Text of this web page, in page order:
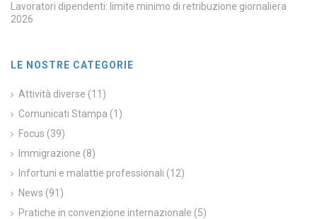
Lavoratori dipendenti: limite minimo di retribuzione giornaliera
2026
LE NOSTRE CATEGORIE
Attività diverse (11)
Comunicati Stampa (1)
Focus (39)
Immigrazione (8)
Infortuni e malattie professionali (12)
News (91)
Pratiche in convenzione internazionale (5)